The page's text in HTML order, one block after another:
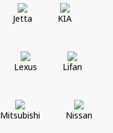
Jetta KIA
Lexus Lifan
Mitsubishi Nissan